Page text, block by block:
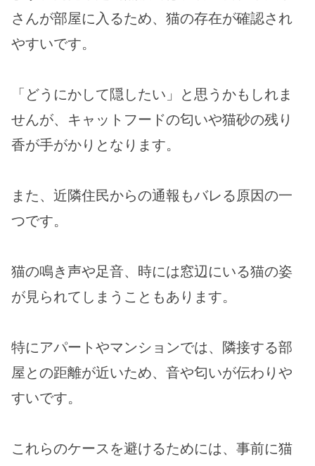
さんが部屋に入るため、猫の存在が確認され
やすいです。
「どうにかして隠したい」と思うかもしれま
せんが、キャットフードの匂いや猫砂の残り
香が手がかりとなります。
また、近隣住民からの通報もバレる原因の一
つです。
猫の鳴き声や足音、時には窓辺にいる猫の姿
が見られてしまうこともあります。
特にアパートやマンションでは、隣接する部
屋との距離が近いため、音や匂いが伝わりや
すいです。
これらのケースを避けるためには、事前に猫